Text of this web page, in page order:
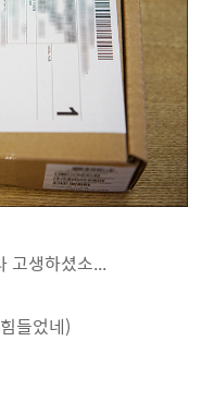
고생하셨소...
들었네)